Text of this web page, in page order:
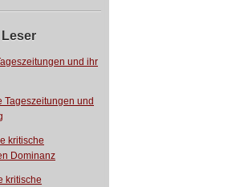
und ihr
Tageszeitungen und
kritische
Dominanz
kritische